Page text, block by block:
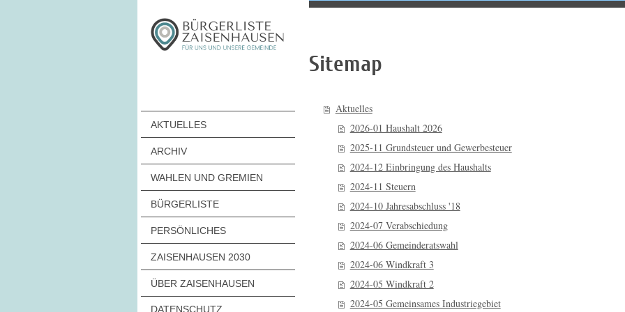
AKTUELLES
ARCHIV
WAHLEN UND GREMIEN
BÜRGERLISTE
PERSÖNLICHES
ZAISENHAUSEN 2030
ÜBER ZAISENHAUSEN
DATENSCHUTZ
Bürgerliste
Sitemap
Aktuelles
2026-01 Haushalt 2026
2025-11 Grundsteuer und Gewerbesteuer
2024-12 Einbringung des Haushalts
2024-11 Steuern
2024-10 Jahresabschluss '18
2024-07 Verabschiedung
2024-06 Gemeinderatswahl
2024-06 Windkraft 3
2024-05 Windkraft 2
2024-05 Gemeinsames Industriegebiet